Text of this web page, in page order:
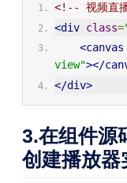
<!-- 视频直
<div class=
<canvas
view"></
</div>
3.在组件源
创建播放器